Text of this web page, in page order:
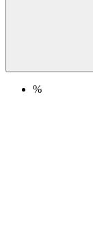
%